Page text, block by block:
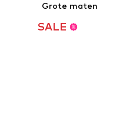
Grote maten
SALE